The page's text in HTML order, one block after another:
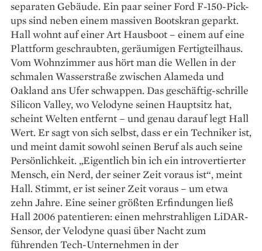
separaten Gebäude. Ein paar seiner Ford F-150-Pick-
ups sind neben einem massiven Bootskran geparkt.
Hall wohnt auf einer Art Hausboot – einem auf eine
Plattform geschraubten, geräumigen Fertigteilhaus.
Vom Wohnzimmer aus hört man die Wellen in der
schmalen Wasserstraße zwischen Alameda und
Oakland ans Ufer schwappen. Das geschäftig-schrille
Silicon Valley, wo Velodyne seinen Hauptsitz hat,
scheint Welten entfernt – und genau darauf legt Hall
Wert. Er sagt von sich selbst, dass er ein Techniker ist,
und meint damit sowohl seinen Beruf als auch seine
Persönlichkeit. „Eigentlich bin ich ein introvertierter
Mensch, ein Nerd, der seiner Zeit voraus ist“, meint
Hall. Stimmt, er ist seiner Zeit voraus – um etwa
zehn Jahre. Eine seiner größten Erfindungen ließ
Hall 2006 ­patentieren: einen mehrstrahligen LiDAR-
Sensor, der Velodyne quasi über Nacht zum
führenden Tech-Unternehmen in der